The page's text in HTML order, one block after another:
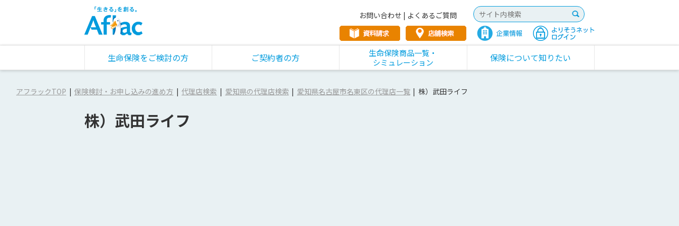
お問い合わせ | よくあるご質問
生命保険をご検討の方 ご契約者の方
生命保険商品一覧・
シミュレーション
保険について知りたい
アフラックTOP 保険検討・お申し込みの進め方 代理店検索 愛知県の代理店検索 愛知県名古屋市名東区の代理店一覧 株）武田ライフ
株）武田ライフ